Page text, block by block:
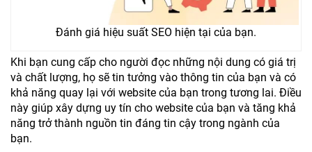
Đánh giá hiệu suất SEO hiện tại của bạn.
Khi bạn cung cấp cho người đọc những nội dung có giá trị
và chất lượng, họ sẽ tin tưởng vào thông tin của bạn và có
khả năng quay lại với website của bạn trong tương lai. Điều
này giúp xây dựng uy tín cho website của bạn và tăng khả
năng trở thành nguồn tin đáng tin cậy trong ngành của
bạn.